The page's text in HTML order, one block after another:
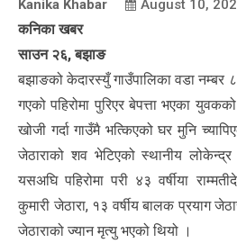
Kanika Khabar August 10,
कनिका खबर
साउन २६, बझाङ
बझाङको केदारस्युँ गाउँपालिका वडा नम्बर
गएको पहिरोमा पुरिएर बेपत्ता भएका
खोजी गर्दा गाउँमै भत्किएको घर मुनि
जेठाराको शव भेटिएको स्थानीय
यसअघि पहिरोमा परी ४३ वर्षीया
कुमारी जेठारा, १३ वर्षीय बालक प्रयाग
जेठाराको ज्यान मृत्यु भएको थियो ।